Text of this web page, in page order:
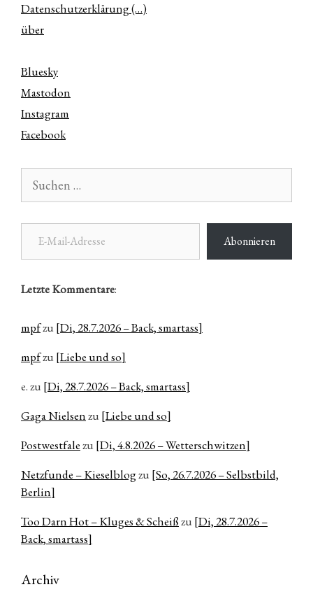
Datenschutzerklärung (…)
über
Bluesky
Mastodon
Instagram
Facebook
nach:
E-Mail-Adresse
Abonnieren
Letzte Kommentare:
mpfzu [Di, 28.7.2026 – Back, smartass]
mpfzu [Liebe und so]
e.zu [Di, 28.7.2026 – Back, smartass]
Gaga Nielsenzu [Liebe und so]
Postwestfalezu [Di, 4.8.2026 – Wetterschwitzen]
Netzfunde – Kieselblogzu [So, 26.7.2026 – Selbstbild,
Berlin]
Too Darn Hot – Kluges & Scheißzu [Di, 28.7.2026 –
Back, smartass]
Archiv